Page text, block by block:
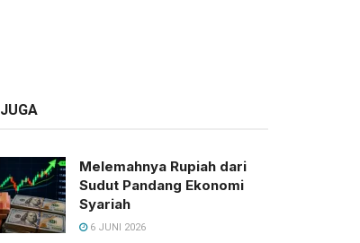
Melemahnya Rupiah dari
Sudut Pandang Ekonomi
Syariah
6 JUNI 2026